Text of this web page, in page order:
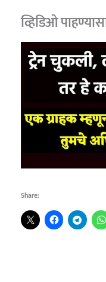
व्हिडिओ
Share: